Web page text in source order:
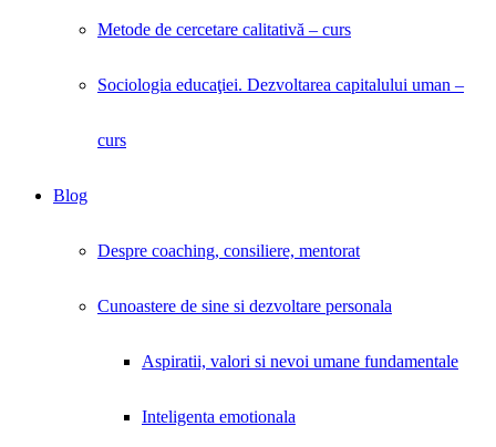
Metode de cercetare calitativă – curs
Sociologia educaţiei. Dezvoltarea capitalului uman –
curs
Blog
Despre coaching, consiliere, mentorat
Cunoastere de sine si dezvoltare personala
Aspiratii, valori si nevoi umane fundamentale
Inteligenta emotionala